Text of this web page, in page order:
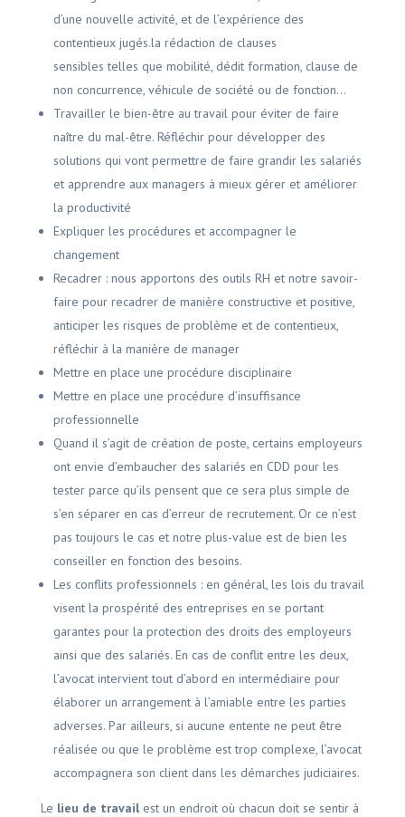
d’une nouvelle activité, et de l’expérience des
contentieux jugés.la rédaction de clauses
sensibles telles que mobilité, dédit formation, clause de
non concurrence, véhicule de société ou de fonction…
Travailler le bien-être au travail pour éviter de faire
naître du mal-être. Réfléchir pour développer des
solutions qui vont permettre de faire grandir les salariés
et apprendre aux managers à mieux gérer et améliorer
la productivité
Expliquer les procédures et accompagner le
changement
Recadrer : nous apportons des outils RH et notre savoir-
faire pour recadrer de manière constructive et positive,
anticiper les risques de problème et de contentieux,
réfléchir à la manière de manager
Mettre en place une procédure disciplinaire
Mettre en place une procédure d’insuffisance
professionnelle
Quand il s’agit de création de poste, certains employeurs
ont envie d’embaucher des salariés en CDD pour les
tester parce qu’ils pensent que ce sera plus simple de
s’en séparer en cas d’erreur de recrutement. Or ce n’est
pas toujours le cas et notre plus-value est de bien les
conseiller en fonction des besoins.
Les conflits professionnels : en général, les lois du travail
visent la prospérité des entreprises en se portant
garantes pour la protection des droits des employeurs
ainsi que des salariés. En cas de conflit entre les deux,
l’avocat intervient tout d’abord en intermédiaire pour
élaborer un arrangement à l’amiable entre les parties
adverses. Par ailleurs, si aucune entente ne peut être
réalisée ou que le problème est trop complexe, l’avocat
accompagnera son client dans les démarches judiciaires.
Le lieu de travailest un endroit où chacun doit se sentir à